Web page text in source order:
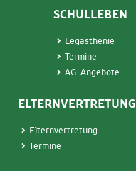
SCHULLEBEN
Legasthenie
Termine
AG-Angebote
ELTERNVERTRETUNG
Elternvertretung
Termine